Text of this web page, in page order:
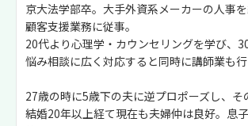
京大法学部卒。大手外資系メーカーの人事
顧客支援業務に従事。
20代より心理学・カウンセリングを学び、
悩み相談に広く対応すると同時に講師業も行
27歳の時に5歳下の夫に逆プロポーズし、そ
結婚20年以上経て現在も夫婦仲は良好。息